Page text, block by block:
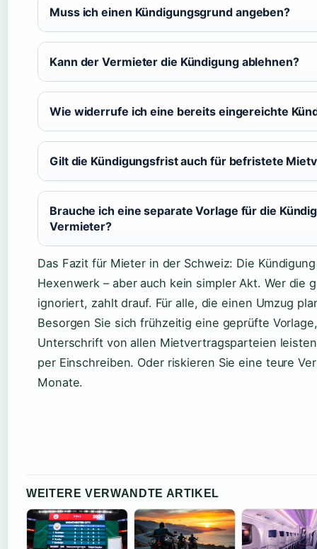
Muss ich einen Kündigungsgrund angeben?
Kann der Vermieter die Kündigung ablehnen?
Wie widerrufe ich eine bereits eingereichte
Gilt die Kündigungsfrist auch für befristete
Brauche ich eine separate Vorlage für die
Vermieter?
Das Fazit für Mieter in der Schweiz: Die
Hexenwerk – aber auch kein simpler Akt. Wer die
ignoriert, zahlt drauf. Für alle, die einen Umzug
Besorgen Sie sich frühzeitig eine geprüfte
Unterschrift von allen Mietvertragsparteien
per Einschreiben. Oder riskieren Sie eine teure
Monate.
WEITERE VERWANDTE ARTIKEL